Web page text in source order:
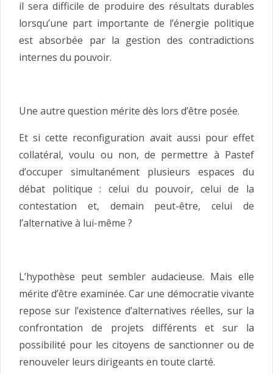
il sera difficile de produire des résultats durables
lorsqu’une part importante de l’énergie politique
est absorbée par la gestion des contradictions
internes du pouvoir.
Une autre question mérite dès lors d’être posée.
Et si cette reconfiguration avait aussi pour effet
collatéral, voulu ou non, de permettre à Pastef
d’occuper simultanément plusieurs espaces du
débat politique : celui du pouvoir, celui de la
contestation et, demain peut-être, celui de
l’alternative à lui-même ?
L’hypothèse peut sembler audacieuse. Mais elle
mérite d’être examinée. Car une démocratie vivante
repose sur l’existence d’alternatives réelles, sur la
confrontation de projets différents et sur la
possibilité pour les citoyens de sanctionner ou de
renouveler leurs dirigeants en toute clarté.